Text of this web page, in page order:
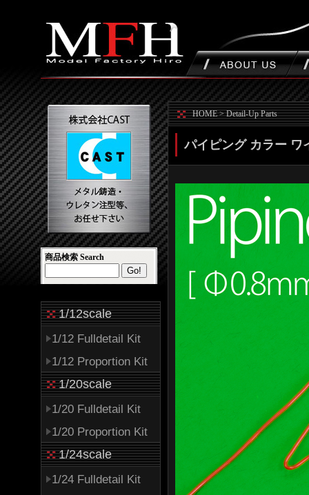
商品検索 Search
1/12scale
1/12 Fulldetail Kit
1/12 Proportion Kit
1/20scale
1/20 Fulldetail Kit
1/20 Proportion Kit
1/24scale
1/24 Fulldetail Kit
HOME>Detail-Up Parts
パイピング カラー